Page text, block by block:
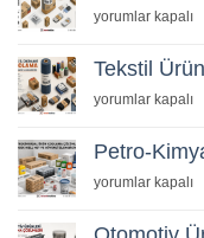
Yapı
Kodlama
yorumlar kapalı
Tekstil
Tekstil
Kodlama
yorumlar kapalı
Petro-
Petro-
Ürünleri
yorumlar kapalı